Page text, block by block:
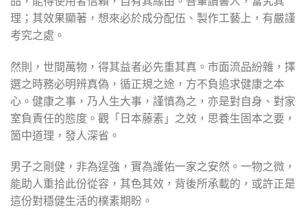
理；其效果顯著，想來必於成分配伍、製作工藝上，有嚴謹
考究之處。
然則，世間萬物，得其益者必先重其真。市面流品紛雜，擇
選之時務必明辨真偽，循正規之途，方不負追求健康之本
心。健康之事，乃人生大事，謹慎為之，亦是對自身、對家
室負責任的態度。觀「日本藤素」之效，思養生固本之要，
箇中道理，發人深省。
男子之剛健，非為逞強，實為護佑一家之安然。一物之微，
能助人重拾此份從容，其色其效，背後所承載的，或許正是
這份對穩健生活的樸素期盼。